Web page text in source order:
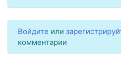
Войдите или
комментарии